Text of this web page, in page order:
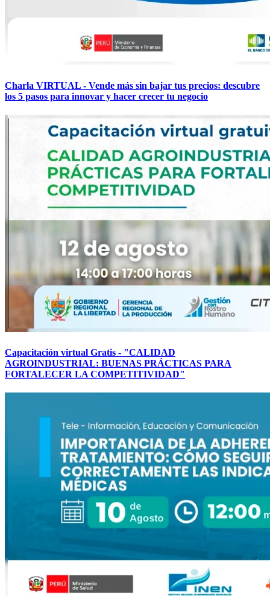
Charla VIRTUAL - Vende más sin bajar tus precios: descubre
los 5 pasos para innovar y hacer crecer tu negocio
Capacitación virtual Gratis - "CALIDAD
AGROINDUSTRIAL: BUENAS PRÁCTICAS PARA
FORTALECER LA COMPETITIVIDAD"